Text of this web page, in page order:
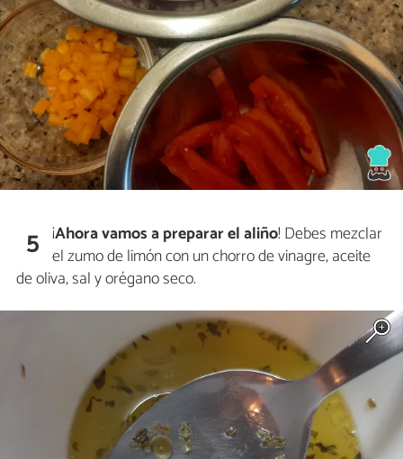
5 ¡Ahora vamos a preparar el aliño! Debes mezclar
el zumo de limón con un chorro de vinagre, aceite
de oliva, sal y orégano seco.